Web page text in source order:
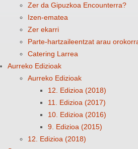
Zer da Gipuzkoa Encounterra?
Izen-ematea
Zer ekarri
Parte-hartzaileentzat arau
Catering Larrea
Aurreko Edizioak
Aurreko Edizioak
12. Edizioa (2018)
11. Edizioa (2017)
10. Edizioa (2016)
9. Edizioa (2015)
12. Edizioa (2018)